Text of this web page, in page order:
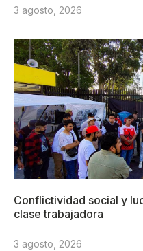
3 agosto, 2026
Conflictividad social y
clase trabajadora
3 agosto, 2026